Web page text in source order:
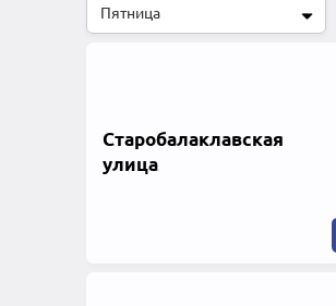
Старобалаклавская
улица